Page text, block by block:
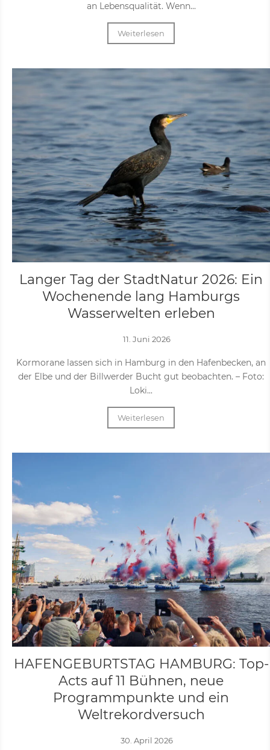
an Lebensqualität. Wenn...
Weiterlesen
Langer Tag der StadtNatur 2026: Ein
Wochenende lang Hamburgs
Wasserwelten erleben
11. Juni 2026
Kormorane lassen sich in Hamburg in den Hafenbecken, an
der Elbe und der Billwerder Bucht gut beobachten. – Foto:
Loki...
Weiterlesen
HAFENGEBURTSTAG HAMBURG: Top-
Acts auf 11 Bühnen, neue
Programmpunkte und ein
Weltrekordversuch
30. April 2026